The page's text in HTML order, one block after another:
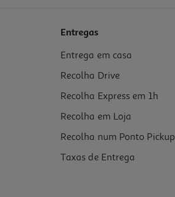
Chocolate 150g
Entregas
Entrega em casa
Recolha Drive
Recolha Express em 1h
Recolha em Loja
Recolha num Ponto Pickup
Taxas de Entrega